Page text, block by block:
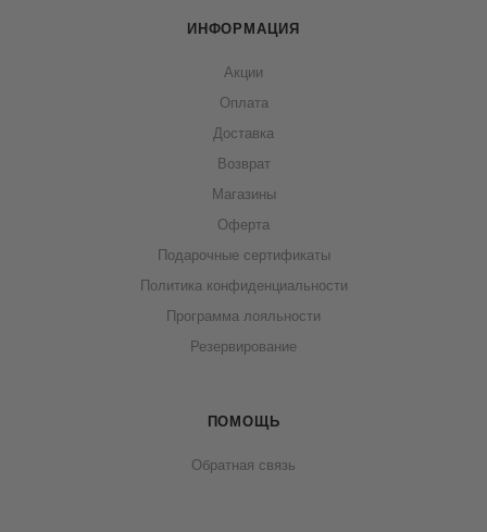
ИНФОРМАЦИЯ
Акции
Оплата
Доставка
Возврат
Магазины
Оферта
Подарочные сертификаты
Политика конфиденциальности
Программа лояльности
Резервирование
ПОМОЩЬ
Обратная связь